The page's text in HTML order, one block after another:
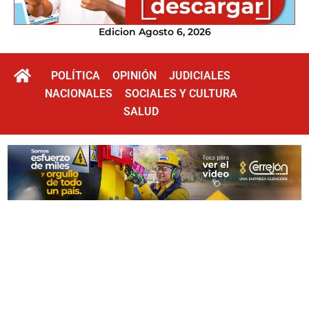
Edicion Agosto 6, 2026
POLÍTICA OPINIÓN
JUDICIALES
NACIONALES
SOCIALES Y CULTURA
SALUD